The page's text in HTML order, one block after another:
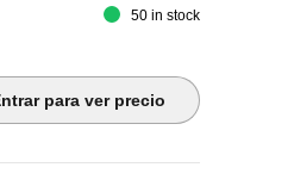
downstream (1 charging)
50 in stock
para ver precio